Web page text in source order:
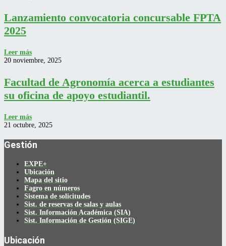
Lanzamiento convocatoria concursable FPTA
2025
Leer más
20 noviembre, 2025
Facultad de Agronomía acerca a estudiantes
su oficina de apoyo estudiantil.
Leer más
21 octubre, 2025
Gestión
EXPE+
Ubicación
Mapa del sitio
Fagro en números
Sistema de solicitudes
Sist. de reservas de salas y aulas
Sist. Información Académica (SIA)
Sist. Información de Gestión (SIGE)
Ubicación